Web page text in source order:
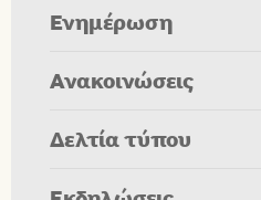
Ενημέρωση
Ανακοινώσεις
Δελτία τύπου